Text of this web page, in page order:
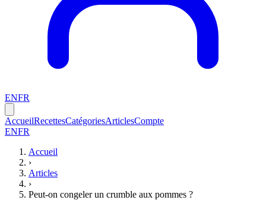
ENFR
AccueilRecettesCatégoriesArticlesCompte
ENFR
Accueil
›
Articles
›
Peut-on congeler un crumble aux pommes ?